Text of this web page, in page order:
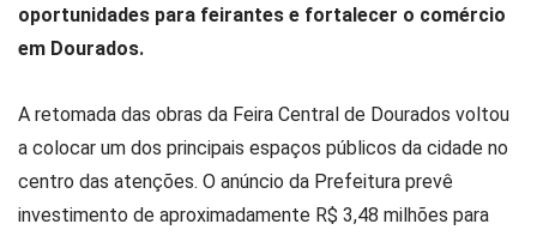
oportunidades para feirantes e fortalecer o comércio
em Dourados.
A retomada das obras da Feira Central de Dourados voltou
a colocar um dos principais espaços públicos da cidade no
centro das atenções. O anúncio da Prefeitura prevê
investimento de aproximadamente R$ 3,48 milhões para